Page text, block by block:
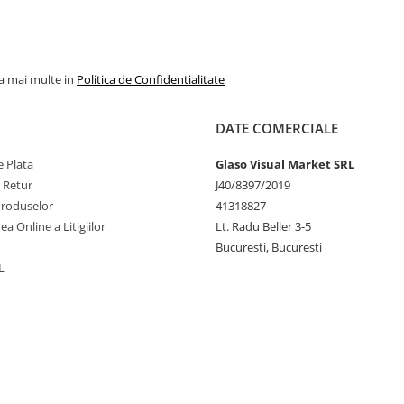
mai multe in Politica de Confidentialitate
Plata
Retur
Online a Litigiilor
DATE COMERCIALE
Glaso Visual Market SRL
J40/8397/2019
41318827
Lt. Radu Beller 3-5
Bucuresti, Bucuresti